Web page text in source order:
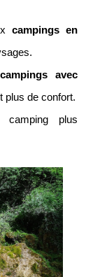
campings en
campings avec
plus de confort.
camping plus